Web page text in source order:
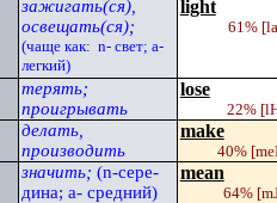
зажигать(ся),
освещать(ся);
(чаще как: n- свет; a-
легкий)
light
61%
терять;
проигрывать
lose
22%
делать,
производить
make
40%
значить; (n-сере­
дина; a- средний)
mean
64% [